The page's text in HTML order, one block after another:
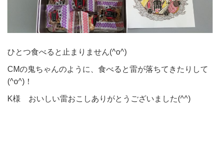
ひとつ食べると止まりません(^o^)
CMの鬼ちゃんのように、食べると雷が落ちてきたりして
(^o^)！
K様 おいしい雷おこしありがとうございました(^^)